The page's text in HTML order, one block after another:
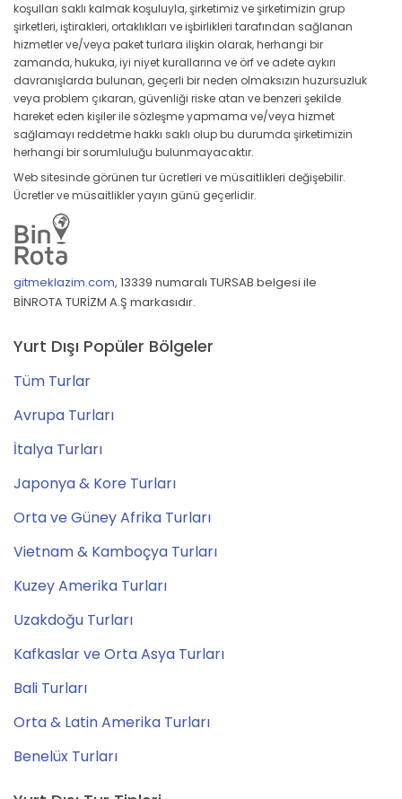
koşulları saklı kalmak koşuluyla, şirketimiz ve şirketimizin grup
şirketleri, iştirakleri, ortaklıkları ve işbirlikleri tarafından sağlanan
hizmetler ve/veya paket turlara ilişkin olarak, herhangi bir
zamanda, hukuka, iyi niyet kurallarına ve örf ve adete aykırı
davranışlarda bulunan, geçerli bir neden olmaksızın huzursuzluk
veya problem çıkaran, güvenliği riske atan ve benzeri şekilde
hareket eden kişiler ile sözleşme yapmama ve/veya hizmet
sağlamayı reddetme hakkı saklı olup bu durumda şirketimizin
herhangi bir sorumluluğu bulunmayacaktır.
Web sitesinde görünen tur ücretleri ve müsaitlikleri değişebilir.
Ücretler ve müsaitlikler yayın günü geçerlidir.
gitmeklazim.com, 13339 numaralı TURSAB belgesi ile
BİNROTA TURİZM A.Ş markasıdır.
Yurt Dışı Popüler Bölgeler
Tüm Turlar
Avrupa Turları
İtalya Turları
Japonya & Kore Turları
Orta ve Güney Afrika Turları
Vietnam & Kamboçya Turları
Kuzey Amerika Turları
Uzakdoğu Turları
Kafkaslar ve Orta Asya Turları
Bali Turları
Orta & Latin Amerika Turları
Benelüx Turları